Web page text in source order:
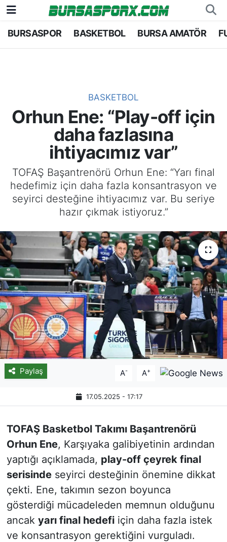
BURSASPOR BASKETBOL BURSA AMATÖR
BASKETBOL
Orhun Ene: “Play-off için
daha fazlasına
ihtiyacımız var”
TOFAŞ Başantrenörü Orhun Ene: “Yarı final
hedefimiz için daha fazla konsantrasyon ve
seyirci desteğine ihtiyacımız var. Bu seriye
hazır çıkmak istiyoruz.”
Paylaş A- A+
17.05.2025 - 17:17
TOFAŞ Basketbol Takımı Başantrenörü
Orhun Ene, Karşıyaka galibiyetinin ardından
yaptığı açıklamada, play-off çeyrek final
serisindeseyirci desteğinin önemine dikkat
çekti. Ene, takımın sezon boyunca
gösterdiği mücadeleden memnun olduğunu
ancak yarı final hedefiiçin daha fazla istek
ve konsantrasyon gerektiğini vurguladı.
Bursaspor
Bursa Amatör
Hentbol
Voleybol
Genel
Bursa Nöbetçi Eczaneler
Bursa Trafik Yoğunluk Haritası
TFF 2.Lig Kırmızı Grup Puan Durumu ve Fikstür
Tüm Manşetler
Son Dakika Haberleri